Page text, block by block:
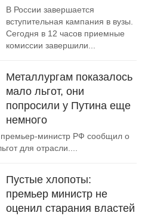
В России завершается
вступительная кампания в вузы.
Сегодня в 12 часов приемные
комиссии завершили...
Металлургам показалось
мало льгот, они
попросили у Путина еще
немного
премьер-министр РФ сообщил о
для отрасли....
Пустые хлопоты:
премьер министр не
оценил старания властей